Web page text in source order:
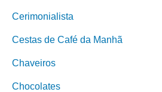
Cerimonialista
Cestas de Café da Manhã
Chaveiros
Chocolates